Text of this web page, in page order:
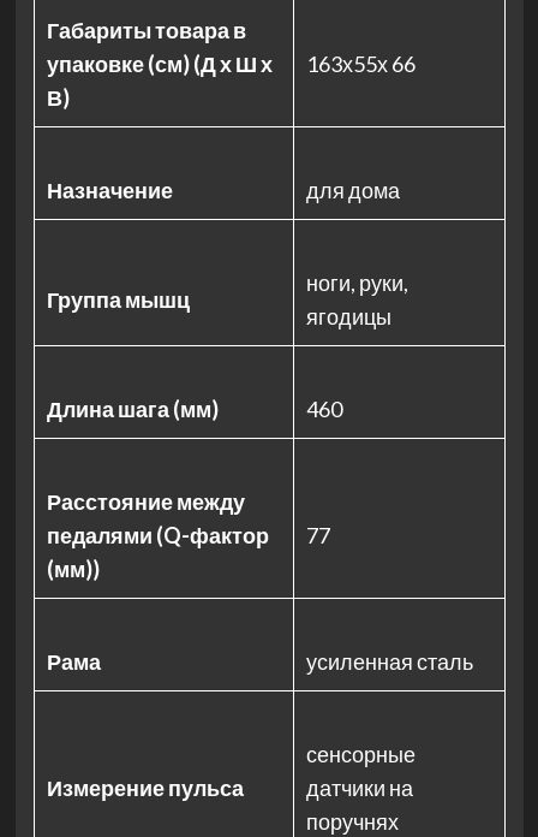
Габариты товара в
упаковке (см) (Д х Ш х
В)
163х55х 66
Назначение для дома
Группа мышц
ноги, руки,
ягодицы
Длина шага (мм) 460
Расстояние между
педалями (Q-фактор
(мм))
77
Рама усиленная сталь
Измерение пульса
сенсорные
датчики на
поручнях